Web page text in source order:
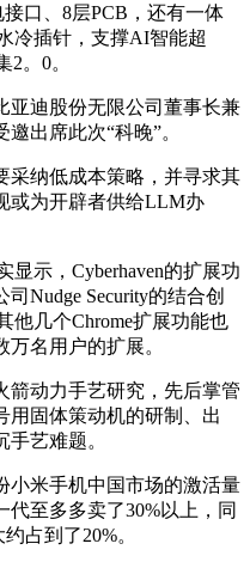
口、8层PCB，还有一体
冷插针，支撑AI智能超
。0。
迪股份无限公司董事长兼
出席此次“科晚”。
纳低成本策略，并寻求其
或为开辟者供给LLM办
示，Cyberhaven的扩展功
Nudge Security的结合创
他几个Chrome扩展功能也
名用户的扩展。
动力手艺研究，先后掌管
用固体策动机的研制、出
艺难题。
米手机中国市场的激活量
至多多卖了30%以上，同
占到了20%。